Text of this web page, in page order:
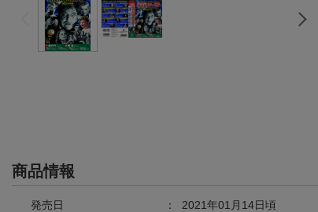
商品情報
発売日 ： 2021年01月14日頃